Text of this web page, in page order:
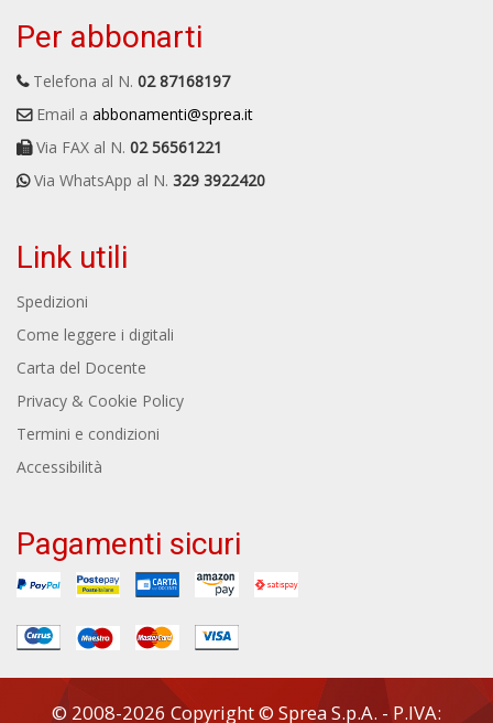
Per abbonarti
Telefona al N. 02 87168197
Email a abbonamenti@sprea.it
Via FAX al N. 02 56561221
Via WhatsApp al N. 329 3922420
Link utili
Spedizioni
Come leggere i digitali
Carta del Docente
Privacy & Cookie Policy
Termini e condizioni
Accessibilità
Pagamenti sicuri
© 2008-2026 Copyright © Sprea S.p.A. - P.IVA: